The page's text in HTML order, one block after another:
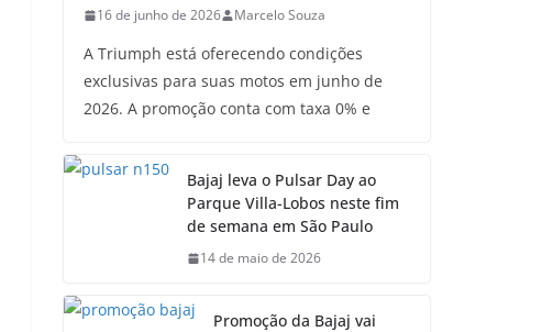
16 de junho de 2026 Marcelo Souza
A Triumph está oferecendo condições
exclusivas para suas motos em junho de
2026. A promoção conta com taxa 0% e
Bajaj leva o Pulsar Day ao
Parque Villa-Lobos neste fim
de semana em São Paulo
14 de maio de 2026
Promoção da Bajaj vai